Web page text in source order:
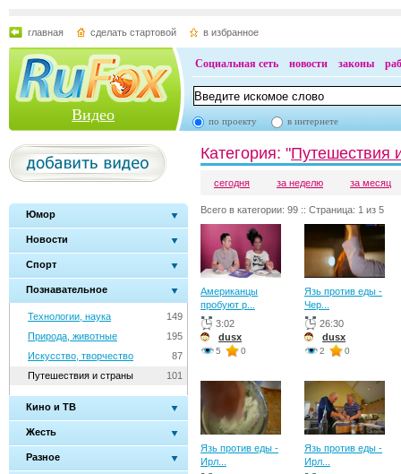
главная сделать стартовой в избранное
Видео
Социальная сеть новости законы
по проекту в интернете
Юмор
Новости
Спорт
Познавательное
149
Технологии, наука
195
Природа, животные
87
Искусство, творчество
101
Путешествия и страны
Кино и ТВ
Жесть
Разное
Категория: "Путешествия
сегодня за неделю за месяц
Всего в категории: 99 :: Страница: 1 из 5
Американцы
пробуют р...
3:02
dusx
5 0
Язь против еды -
Чер...
26:30
dusx
2 0
Язь против еды -
Ирл...
Язь против еды -
Ирл...